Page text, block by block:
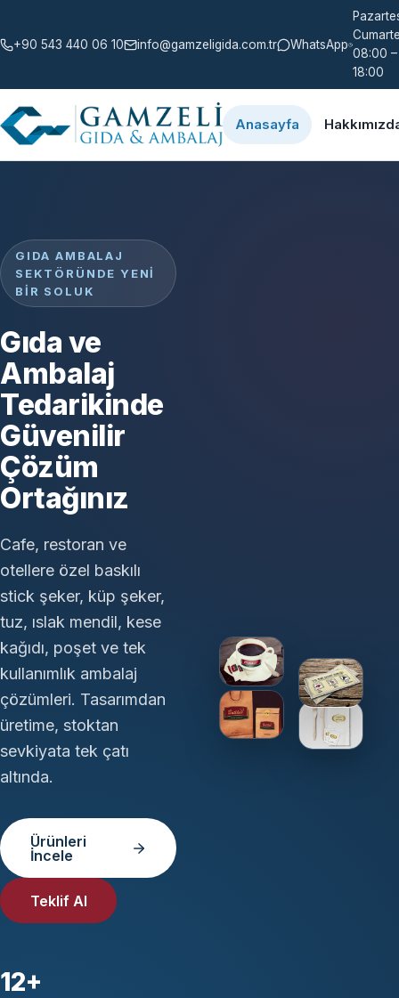
+90 543 440 06 10 info@gamzeligida.com.tr WhatsApp
08:00 –
18:00
Anasayfa
GIDA AMBALAJ
SEKTÖRÜNDE YENI
BIR SOLUK
Gıda ve
Ambalaj
Tedarikinde
Güvenilir
Çözüm
Ortağınız
Cafe, restoran ve
otellere özel baskılı
stick şeker, küp şeker,
tuz, ıslak mendil, kese
kağıdı, poşet ve tek
kullanımlık ambalaj
çözümleri. Tasarımdan
üretime, stoktan
sevkiyata tek çatı
altında.
Ürünleri
İncele
Teklif Al
12+